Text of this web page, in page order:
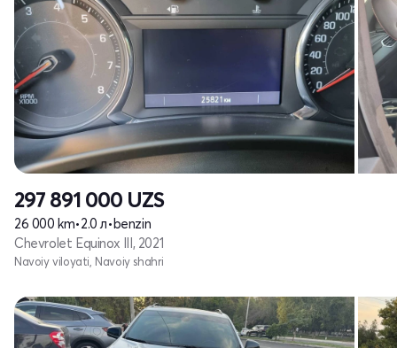
297 891 000 UZS
26 000 km•2.0 л•benzin
Chevrolet Equinox III, 2021
Navoiy viloyati, Navoiy shahri